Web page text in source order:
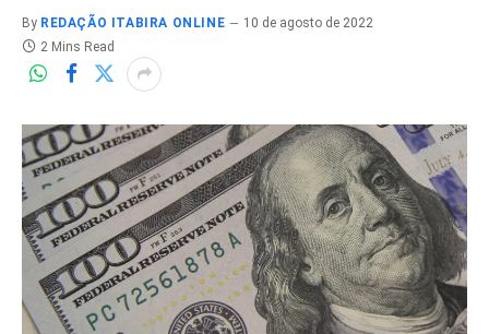
By REDAÇÃO ITABIRA ONLINE
10 de agosto de 2022
2 Mins Read